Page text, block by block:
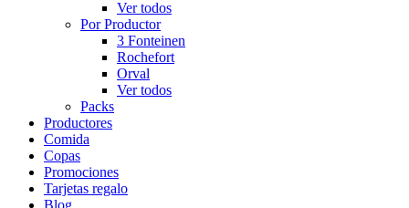
Ver todos
Por Productor
3 Fonteinen
Rochefort
Orval
Ver todos
Packs
Productores
Comida
Copas
Promociones
Tarjetas regalo
Blog